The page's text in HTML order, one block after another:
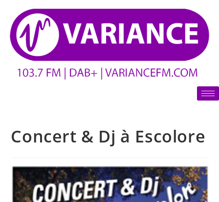
Concert & Dj à Escolore